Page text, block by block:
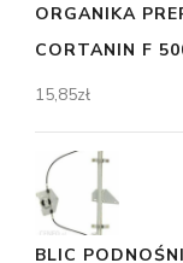
ORGANIKA
CORTANIN F
15,85zł
BLIC